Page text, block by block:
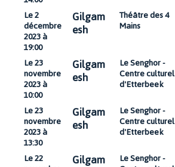
Le 2
décembre
2023 à
19:00
Gilgam
esh
Théâtre des 4
Mains
Le 23
novembre
2023 à
10:00
Gilgam
esh
Le Senghor -
Centre culturel
d'Etterbeek
Le 23
novembre
2023 à
13:30
Gilgam
esh
Le Senghor -
Centre culturel
d'Etterbeek
Le 22 Gilgam Le Senghor -